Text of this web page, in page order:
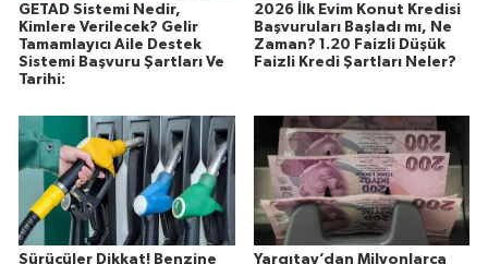
GETAD Sistemi Nedir,
Kimlere Verilecek? Gelir
Tamamlayıcı Aile Destek
Sistemi Başvuru Şartları Ve
Tarihi:
2026 İlk Evim Konut Kredisi
Başvuruları Başladı mı, Ne
Zaman? 1.20 Faizli Düşük
Faizli Kredi Şartları Neler?
Sürücüler Dikkat! Benzine Yargıtay’dan Milyonlarca